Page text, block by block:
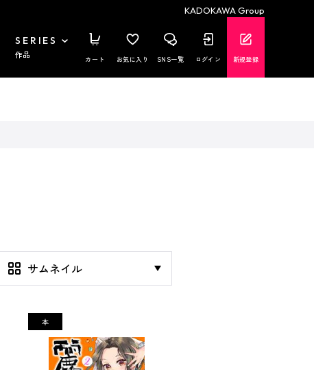
KADOKAWA Group
SERIES
作品 カート お気に入り SNS一覧 ログイン 新規登録